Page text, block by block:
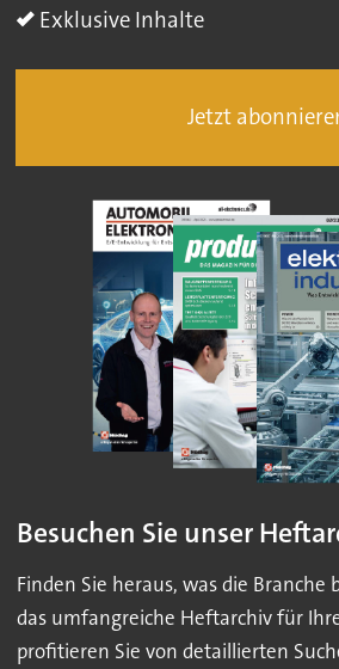
Exklusive Inhalte
Jetzt
Besuchen Sie unser
Finden Sie heraus, was die Branche
das umfangreiche Heftarchiv für
profitieren Sie von detaillierten